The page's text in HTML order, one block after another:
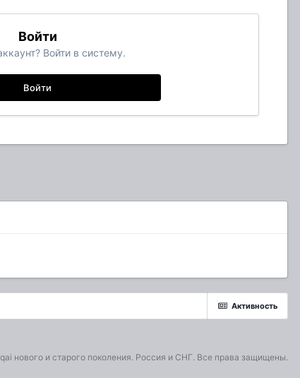
Войти
Войти в систему.
Войти
Активность
нового и старого поколения. Россия и СНГ. Все права защищены.